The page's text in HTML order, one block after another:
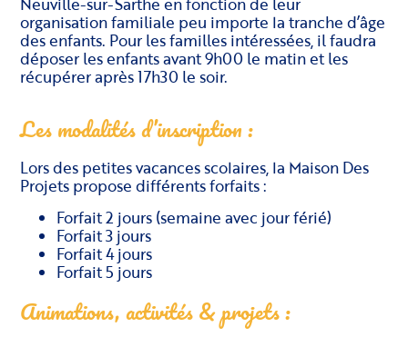
organisation familiale peu importe la tranche d’âge
des enfants. Pour les familles intéressées, il faudra
déposer les enfants avant 9h00 le matin et les
récupérer après 17h30 le soir.
Les modalités d’inscription :
Lors des petites vacances scolaires, la Maison Des
Projets propose différents forfaits :
Forfait 2 jours (semaine avec jour férié)
Forfait 3 jours
Forfait 4 jours
Forfait 5 jours
Animations, activités & projets :